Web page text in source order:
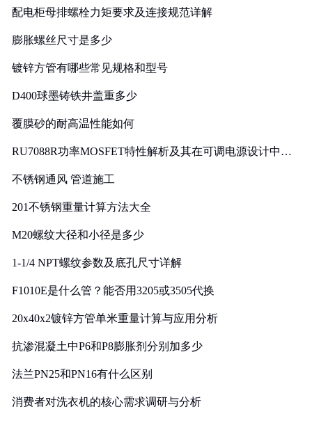
配电柜母排螺栓力矩要求及连接规范详解
膨胀螺丝尺寸是多少
镀锌方管有哪些常见规格和型号
D400球墨铸铁井盖重多少
覆膜砂的耐高温性能如何
RU7088R功率MOSFET特性解析及其在可调电源设计中的
不锈钢通风 管道施工
201不锈钢重量计算方法大全
M20螺纹大径和小径是多少
1-1/4 NPT螺纹参数及底孔尺寸详解
F1010E是什么管？能否用3205或3505代换
20x40x2镀锌方管单米重量计算与应用分析
抗渗混凝土中P6和P8膨胀剂分别加多少
法兰PN25和PN16有什么区别
消费者对洗衣机的核心需求调研与分析